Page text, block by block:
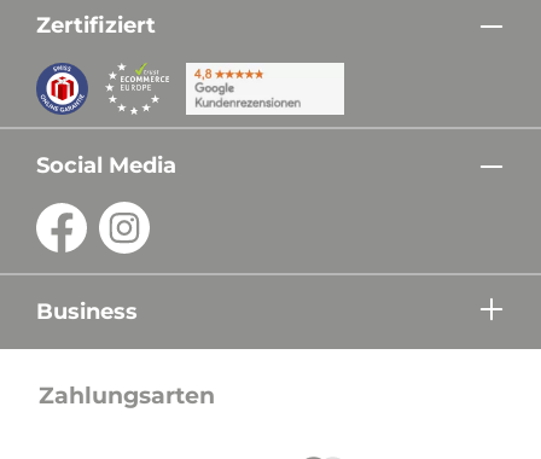
Zertifiziert
Social Media
Business
Zahlungsarten